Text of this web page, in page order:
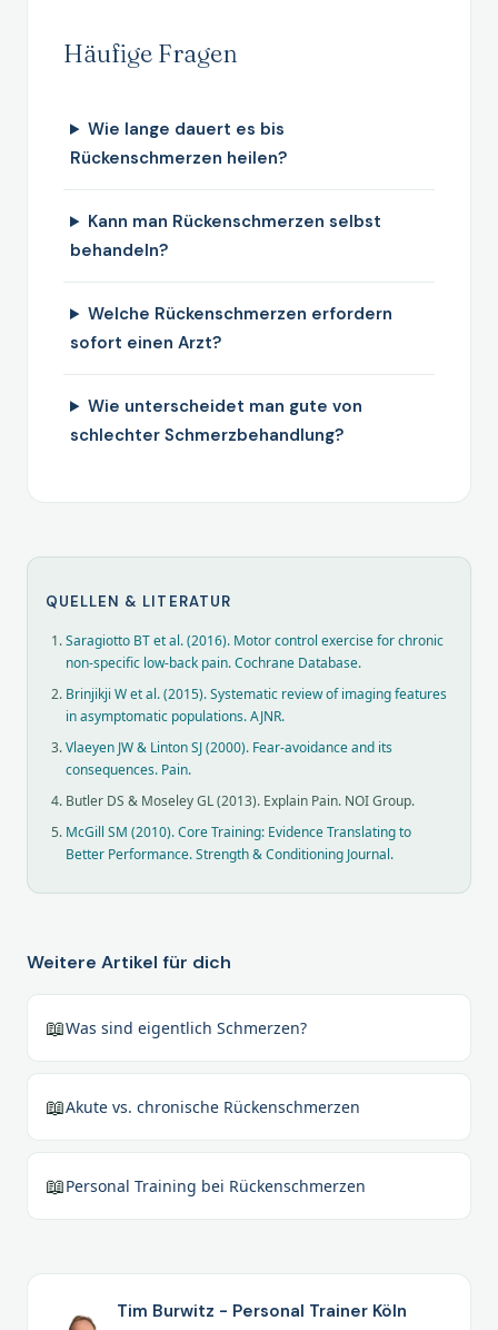
Häufige Fragen
Wie lange dauert es bis
Rückenschmerzen heilen?
Kann man Rückenschmerzen selbst
behandeln?
Welche Rückenschmerzen erfordern
sofort einen Arzt?
Wie unterscheidet man gute von
schlechter Schmerzbehandlung?
QUELLEN & LITERATUR
Saragiotto BT et al. (2016). Motor control exercise for chronic
non-specific low-back pain. Cochrane Database.
Brinjikji W et al. (2015). Systematic review of imaging features
in asymptomatic populations. AJNR.
Vlaeyen JW & Linton SJ (2000). Fear-avoidance and its
consequences. Pain.
Butler DS & Moseley GL (2013). Explain Pain. NOI Group.
McGill SM (2010). Core Training: Evidence Translating to
Better Performance. Strength & Conditioning Journal.
Weitere Artikel für dich
📖Was sind eigentlich Schmerzen?
📖Akute vs. chronische Rückenschmerzen
📖Personal Training bei Rückenschmerzen
Tim Burwitz - Personal Trainer Köln